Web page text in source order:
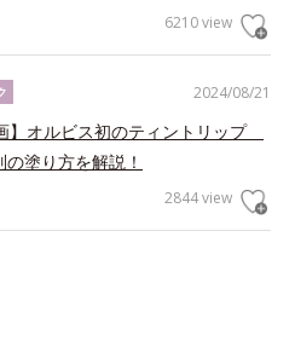
6210 view
2024/08/21
】オルビス初のティントリップ
塗り方を解説！
2844 view